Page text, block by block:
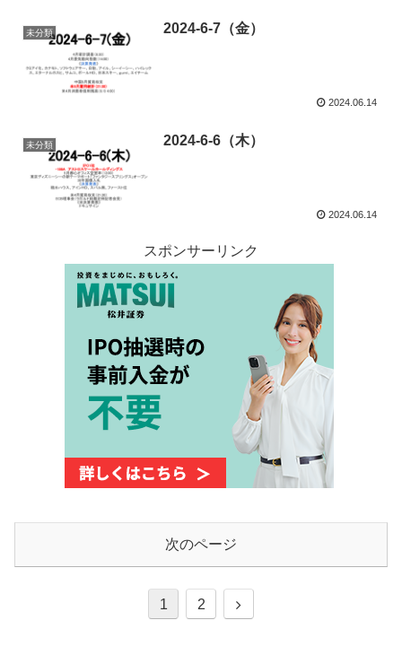
未分類 2024-6-7（金）
2024.06.14
未分類 2024-6-6（木）
2024.06.14
スポンサーリンク
次のページ
1 2
次